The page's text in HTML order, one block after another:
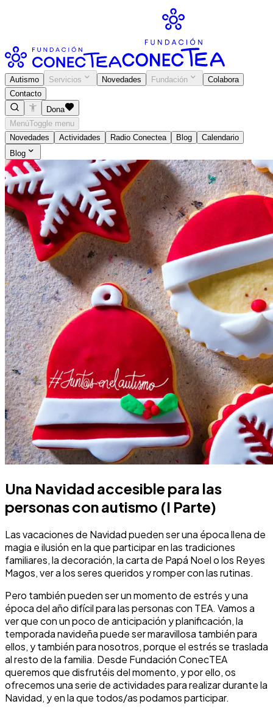
Autismo Servicios Novedades Fundación
Colabora
Contacto
Dona
MenúToggle menu
Novedades
Actividades Radio Conectea Blog
Calendario
Blog
Una Navidad accesible para las
personas con autismo (I Parte)
Las vacaciones de Navidad pueden ser una época llena de
magia e ilusión en la que participar en las tradiciones
familiares, la decoración, la carta de Papá Noel o los Reyes
Magos, ver a los seres queridos y romper con las rutinas.
Pero también pueden ser un momento de estrés y una
época del año difícil para las personas con TEA. Vamos a
ver que con un poco de anticipación y planificación, la
temporada navideña puede ser maravillosa también para
ellos, y también para nosotros, porque el estrés se traslada
al resto de la familia. Desde Fundación ConecTEA
queremos que disfrutéis del momento, y por ello, os
ofrecemos una serie de actividades para realizar durante la
Navidad, y en la que todos/as podamos participar.